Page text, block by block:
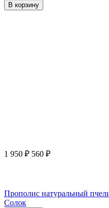
В корзину
1 950 ₽ 560 ₽
Прополис натуральный
Солок